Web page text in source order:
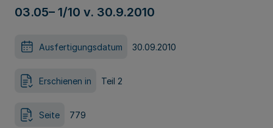
03.05– 1/10 v. 30.9.2010
Ausfertigungsdatum 30.09.2010
Erschienen in Teil 2
Seite 779